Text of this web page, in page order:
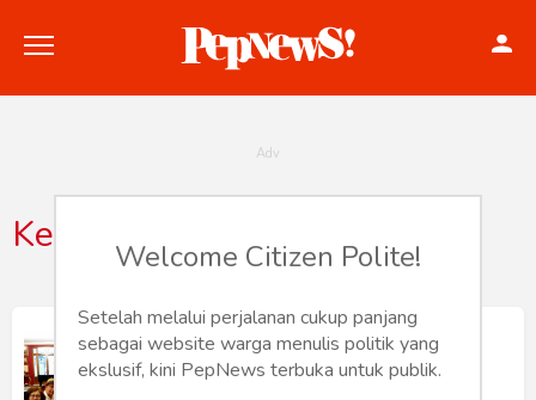
Konstitusi
Hankam
Kedaikopi
Cerita Luhut di Kedai Kopi
Trias Kuncahyono
Welcome Citizen Polite!
Setelah melalui perjalanan cukup panjang
sebagai website warga menulis politik yang
ekslusif, kini PepNews terbuka untuk publik.